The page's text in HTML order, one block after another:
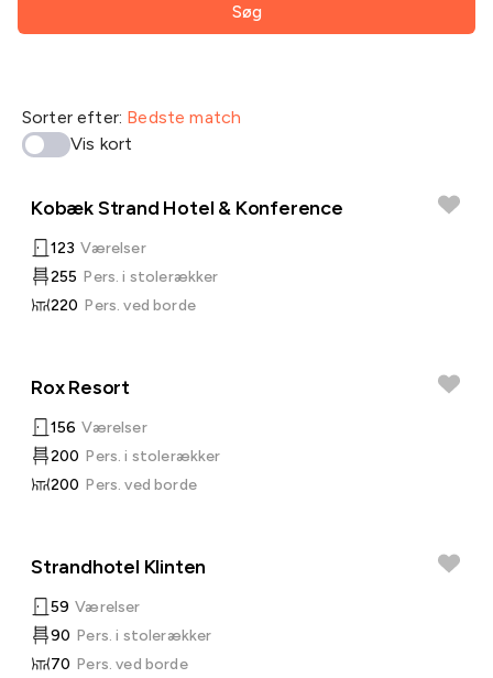
Søg
Sorter efter: Bedste match
Vis kort
Kobæk Strand Hotel & Konference
123 Værelser
255 Pers. i stolerækker
220 Pers. ved borde
Rox Resort
156 Værelser
200 Pers. i stolerækker
200 Pers. ved borde
Strandhotel Klinten
59 Værelser
90 Pers. i stolerækker
70 Pers. ved borde